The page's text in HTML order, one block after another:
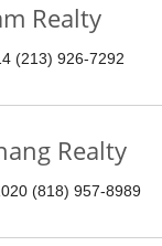
Realty
(213) 926-7292
Realty
(818) 957-8989